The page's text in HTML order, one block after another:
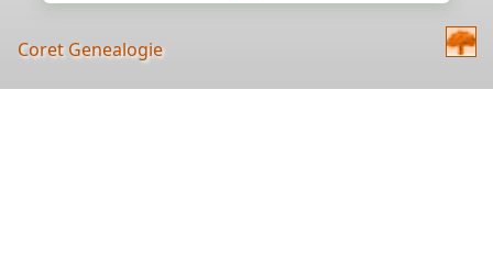
Coret Genealogie